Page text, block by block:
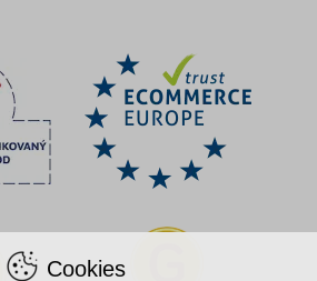
Cookies